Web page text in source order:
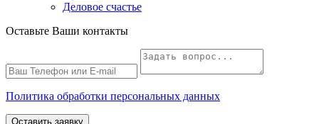
Деловое счастье
Оставьте Ваши контакты
Политика обработки персональных данных
Оставить заявку